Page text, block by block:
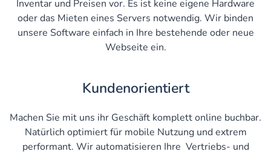
Inventar und Preisen vor. Es ist keine eigene Hardware
oder das Mieten eines Servers notwendig. Wir binden
unsere Software einfach in Ihre bestehende oder neue
Webseite ein.
Kundenorientiert
Machen Sie mit uns ihr Geschäft komplett online buchbar.
Natürlich optimiert für mobile Nutzung und extrem
performant. Wir automatisieren Ihre Vertriebs- und